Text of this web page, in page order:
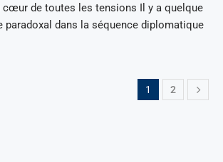
cœur de toutes les tensions Il y a quelque
paradoxal dans la séquence diplomatique
1 2